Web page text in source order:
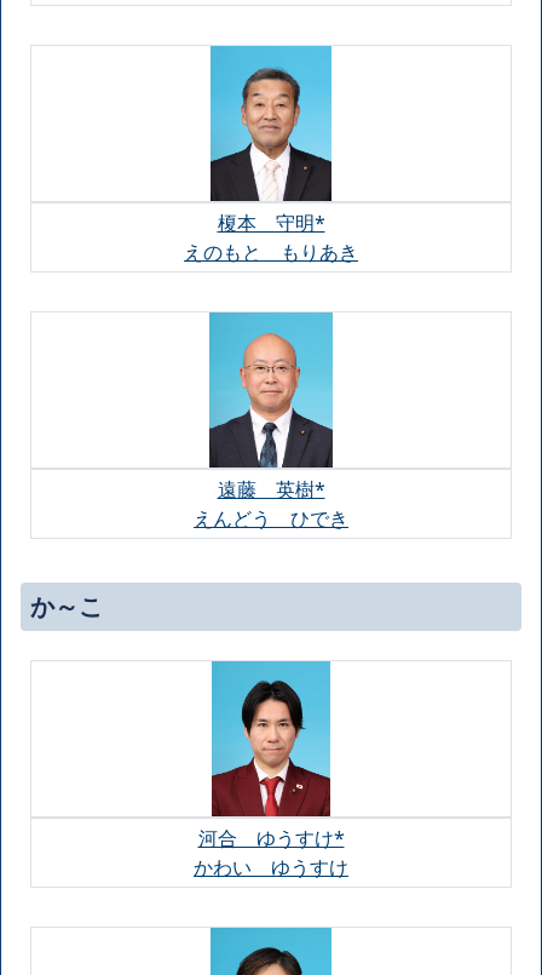
榎本 守明*
えのもと もりあき
遠藤 英樹*
えんどう ひでき
か～こ
河合 ゆうすけ*
かわい ゆうすけ